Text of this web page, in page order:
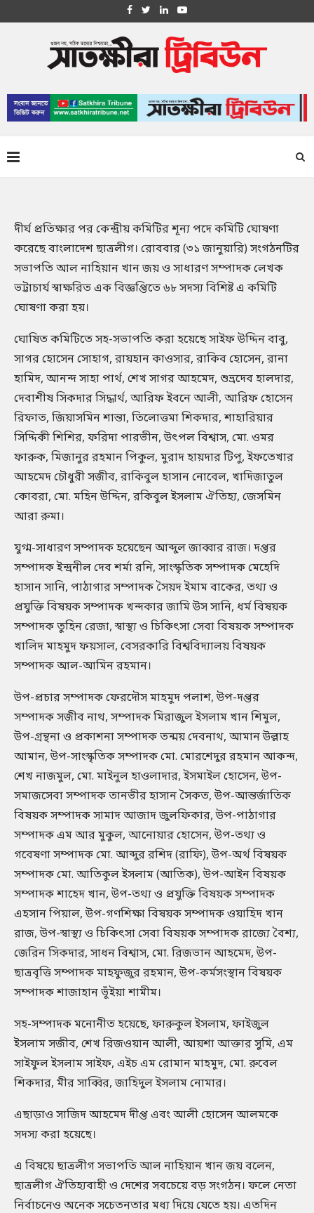
দীর্ঘ প্রতিক্ষার পর কেন্দ্রীয় কমিটির শূন্য পদে কমিটি ঘোষণা
করেছে বাংলাদেশ ছাত্রলীগ। রোববার (৩১ জানুয়ারি) সংগঠনটির
সভাপতি আল নাহিয়ান খান জয় ও সাধারণ সম্পাদক লেখক
ভট্টাচার্য স্বাক্ষরিত এক বিজ্ঞপ্তিতে ৬৮ সদস্য বিশিষ্ট এ কমিটি
ঘোষণা করা হয়।
ঘোষিত কমিটিতে সহ-সভাপতি করা হয়েছে সাইফ উদ্দিন বাবু,
সাগর হোসেন সোহাগ, রায়হান কাওসার, রাকিব হোসেন, রানা
হামিদ, আনন্দ সাহা পার্থ, শেখ সাগর আহমেদ, শুভ্রদেব হালদার,
দেবাশীষ সিকদার সিদ্ধার্থ, আরিফ ইবনে আলী, আরিফ হোসেন
রিফাত, জিয়াসমিন শান্তা, তিলোত্তমা শিকদার, শাহারিয়ার
সিদ্দিকী শিশির, ফরিদা পারভীন, উৎপল বিশ্বাস, মো. ওমর
ফারুক, মিজানুর রহমান পিকুল, মুরাদ হায়দার টিপু, ইফতেখার
আহমেদ চৌধুরী সজীব, রাকিবুল হাসান নোবেল, খাদিজাতুল
কোবরা, মো. মহিন উদ্দিন, রকিবুল ইসলাম ঐতিহ্য, জেসমিন
আরা রুমা।
যুগ্ম-সাধারণ সম্পাদক হয়েছেন আব্দুল জাব্বার রাজ। দপ্তর
সম্পাদক ইন্দ্রনীল দেব শর্মা রনি, সাংস্কৃতিক সম্পাদক মেহেদি
হাসান সানি, পাঠাগার সম্পাদক সৈয়দ ইমাম বাকের, তথ্য ও
প্রযুক্তি বিষয়ক সম্পাদক খন্দকার জামি উস সানি, ধর্ম বিষয়ক
সম্পাদক তুহিন রেজা, স্বাস্থ্য ও চিকিৎসা সেবা বিষয়ক সম্পাদক
খালিদ মাহমুদ ফয়সাল, বেসরকারি বিশ্ববিদ্যালয় বিষয়ক
সম্পাদক আল-আমিন রহমান।
উপ-প্রচার সম্পাদক ফেরদৌস মাহমুদ পলাশ, উপ-দপ্তর
সম্পাদক সজীব নাথ, সম্পাদক মিরাজুল ইসলাম খান শিমুল,
উপ-গ্রন্থনা ও প্রকাশনা সম্পাদক তন্ময় দেবনাথ, আমান উল্লাহ
আমান, উপ-সাংস্কৃতিক সম্পাদক মো. মোরশেদুর রহমান আকন্দ,
শেখ নাজমুল, মো. মাইনুল হাওলাদার, ইসমাইল হোসেন, উপ-
সমাজসেবা সম্পাদক তানভীর হাসান সৈকত, উপ-আন্তর্জাতিক
বিষয়ক সম্পাদক সামাদ আজাদ জুলফিকার, উপ-পাঠাগার
সম্পাদক এম আর মুকুল, আনোয়ার হোসেন, উপ-তথ্য ও
গবেষণা সম্পাদক মো. আব্দুর রশিদ (রাফি), উপ-অর্থ বিষয়ক
সম্পাদক মো. আতিকুল ইসলাম (আতিক), উপ-আইন বিষয়ক
সম্পাদক শাহেদ খান, উপ-তথ্য ও প্রযুক্তি বিষয়ক সম্পাদক
এহসান পিয়াল, উপ-গণশিক্ষা বিষয়ক সম্পাদক ওয়াহিদ খান
রাজ, উপ-স্বাস্থ্য ও চিকিৎসা সেবা বিষয়ক সম্পাদক রাজ্যে বৈশ্য,
জেরিন সিকদার, সাধন বিশ্বাস, মো. রিজভান আহমেদ, উপ-
ছাত্রবৃত্তি সম্পাদক মাহফুজুর রহমান, উপ-কর্মসংস্থান বিষয়ক
সম্পাদক শাজাহান ভূঁইয়া শামীম।
সহ-সম্পাদক মনোনীত হয়েছে, ফারুকুল ইসলাম, ফাইজুল
ইসলাম সজীব, শেখ রিজওয়ান আলী, আয়শা আক্তার সুমি, এম
সাইফুল ইসলাম সাইফ, এইচ এম রোমান মাহমুদ, মো. রুবেল
শিকদার, মীর সাব্বির, জাহিদুল ইসলাম নোমার।
এছাড়াও সাজিদ আহমেদ দীপ্ত এবং আলী হোসেন আলমকে
সদস্য করা হয়েছে।
এ বিষয়ে ছাত্রলীগ সভাপতি আল নাহিয়ান খান জয় বলেন,
ছাত্রলীগ ঐতিহ্যবাহী ও দেশের সবচেয়ে বড় সংগঠন। ফলে নেতা
নির্বাচনেও অনেক সচেতনতার মধ্য দিয়ে যেতে হয়। এতদিন